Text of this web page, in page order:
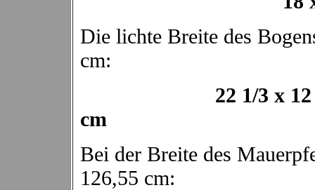
Die lichte Breite des
cm:
22 1/3 x 12 1/3
cm
Bei der Breite des
126,55 cm: